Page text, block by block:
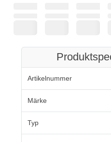
Artikelnummer
Märke
Typ